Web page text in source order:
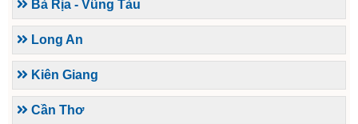
Bà Rịa - Vũng Tàu
Long An
Kiên Giang
Cần Thơ